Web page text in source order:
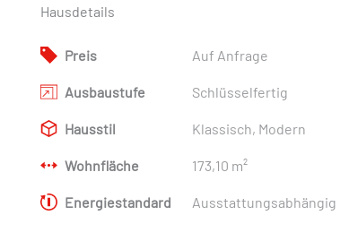
Hausdetails
Preis Auf Anfrage
Ausbaustufe Schlüsselfertig
Hausstil Klassisch, Modern
Wohnfläche 173,10 m²
Energiestandard Ausstattungsabhängig